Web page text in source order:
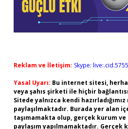
Reklam ve İletişim: Skype:
Yasal Uyarı: Bu internet sitesi,
veya şahıs şirketi ile hiçbir
Sitede yalnızca kendi
paylaşılmaktadır. Burada yer alan
taşımamakta olup, gerçek kurum
paylaşım yapılmamaktadır.